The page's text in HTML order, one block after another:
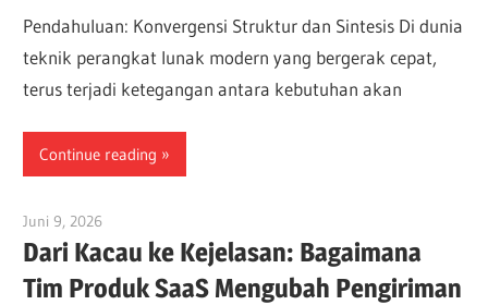
Pendahuluan: Konvergensi Struktur dan Sintesis Di dunia
teknik perangkat lunak modern yang bergerak cepat,
terus terjadi ketegangan antara kebutuhan akan
Continue reading
Juni 9, 2026
Dari Kacau ke Kejelasan: Bagaimana
Tim Produk SaaS Mengubah Pengiriman